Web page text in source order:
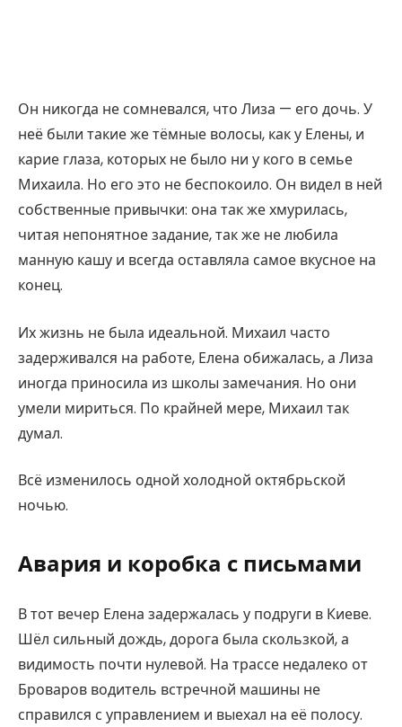
Он никогда не сомневался, что Лиза — его дочь. У
неё были такие же тёмные волосы, как у Елены, и
карие глаза, которых не было ни у кого в семье
Михаила. Но его это не беспокоило. Он видел в ней
собственные привычки: она так же хмурилась,
читая непонятное задание, так же не любила
манную кашу и всегда оставляла самое вкусное на
конец.
Их жизнь не была идеальной. Михаил часто
задерживался на работе, Елена обижалась, а Лиза
иногда приносила из школы замечания. Но они
умели мириться. По крайней мере, Михаил так
думал.
Всё изменилось одной холодной октябрьской
ночью.
Авария и коробка с письмами
В тот вечер Елена задержалась у подруги в Киеве.
Шёл сильный дождь, дорога была скользкой, а
видимость почти нулевой. На трассе недалеко от
Броваров водитель встречной машины не
справился с управлением и выехал на её полосу.